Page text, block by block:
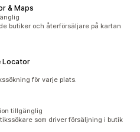
& Maps
butiker och återförsäljare på kartan
Locator
för varje plats.
tillgänglig
som driver försäljning i butik